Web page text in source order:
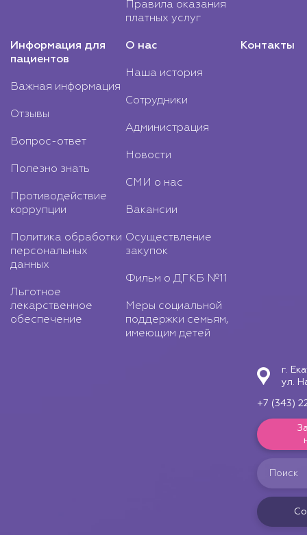
Правила оказания
платных услуг
Информация для
пациентов
Важная информация
Отзывы
Вопрос-ответ
Полезно знать
Противодействие
коррупции
Политика обработки
персональных
данных
Льготное
лекарственное
обеспечение
О нас
Наша история
Сотрудники
Администрация
Новости
СМИ о нас
Вакансии
Осуществление
закупок
Фильм о ДГКБ №11
Меры социальной
поддержки семьям,
имеющим детей
Контакты
г.
ул.
+7 (343)